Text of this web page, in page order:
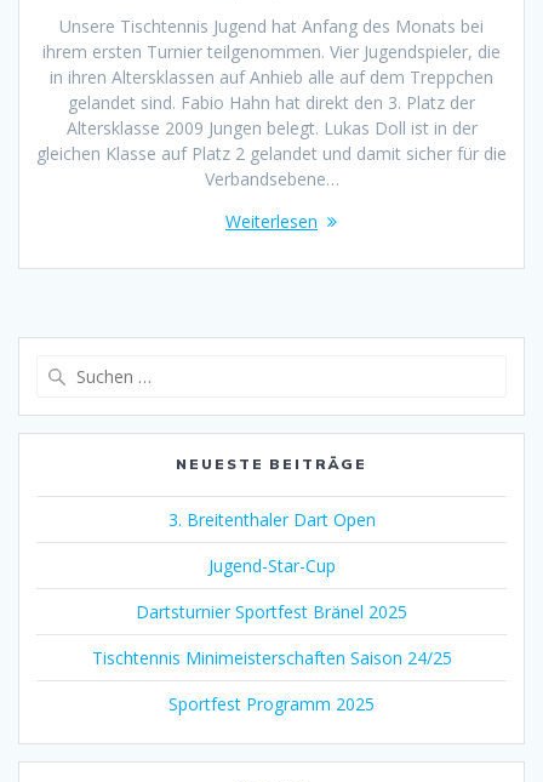
Unsere Tischtennis Jugend hat Anfang des Monats bei
ihrem ersten Turnier teilgenommen. Vier Jugendspieler, die
in ihren Altersklassen auf Anhieb alle auf dem Treppchen
gelandet sind. Fabio Hahn hat direkt den 3. Platz der
Altersklasse 2009 Jungen belegt. Lukas Doll ist in der
gleichen Klasse auf Platz 2 gelandet und damit sicher für die
Verbandsebene…
Weiterlesen
NEUESTE BEITRÄGE
3. Breitenthaler Dart Open
Jugend-Star-Cup
Dartsturnier Sportfest Bränel 2025
Tischtennis Minimeisterschaften Saison 24/25
Sportfest Programm 2025